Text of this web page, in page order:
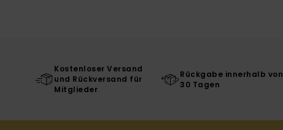
Kostenloser Versand
und Rückversand für
Mitglieder
Rückgabe innerhalb von
30 Tagen